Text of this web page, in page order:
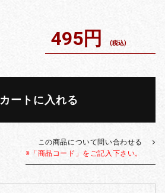
495円 (税込)
カートに入れる
この商品について問い合わせる
※「商品コード」をご記入下さい。